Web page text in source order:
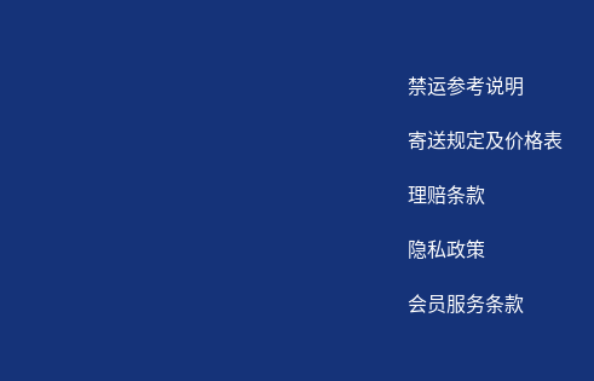
禁运参考说明
寄送规定及价格表
理赔条款
隐私政策
会员服务条款